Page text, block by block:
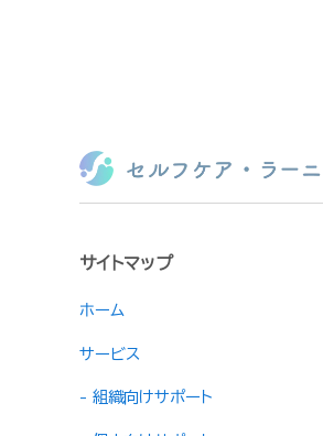
サイトマップ
ホーム
サービス
- 組織向けサポート